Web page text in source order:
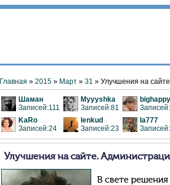
Главная » 2015 » Март » 31 » Улучшения на
Шаман
Записей:111
Myyyshka
Записей:81
bighappy
KaRo
Записей:24
lenkud
Записей:23
la777
Улучшения на сайте.
В свете